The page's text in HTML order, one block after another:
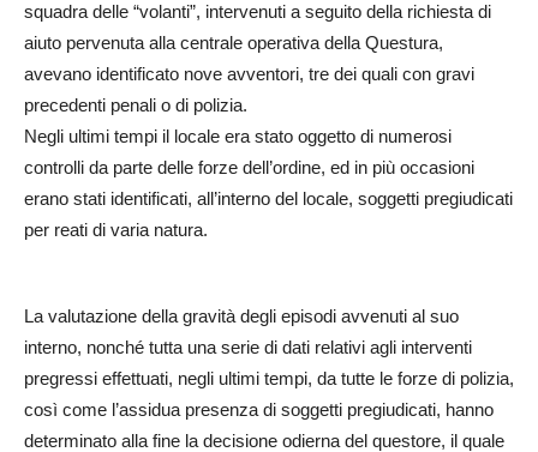
squadra delle “volanti”, intervenuti a seguito della richiesta di
aiuto pervenuta alla centrale operativa della Questura,
avevano identificato nove avventori, tre dei quali con gravi
precedenti penali o di polizia.
Negli ultimi tempi il locale era stato oggetto di numerosi
controlli da parte delle forze dell’ordine, ed in più occasioni
erano stati identificati, all’interno del locale, soggetti pregiudicati
per reati di varia natura.
La valutazione della gravità degli episodi avvenuti al suo
interno, nonché tutta una serie di dati relativi agli interventi
pregressi effettuati, negli ultimi tempi, da tutte le forze di polizia,
così come l’assidua presenza di soggetti pregiudicati, hanno
determinato alla fine la decisione odierna del questore, il quale